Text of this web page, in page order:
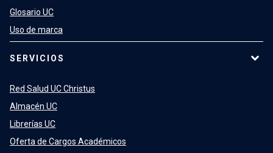
Glosario UC
Uso de marca
SERVICIOS
Red Salud UC Christus
Almacén UC
Librerías UC
Oferta de Cargos Académicos